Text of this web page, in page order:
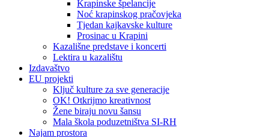
Krapinske špelancije
Noć krapinskog pračovjeka
Tjedan kajkavske kulture
Prosinac u Krapini
Kazališne predstave i koncerti
Lektira u kazalištu
Izdavaštvo
EU projekti
Ključ kulture za sve generacije
OK! Otkrijmo kreativnost
Žene biraju novu šansu
Mala škola poduzetništva SI-RH
Najam prostora